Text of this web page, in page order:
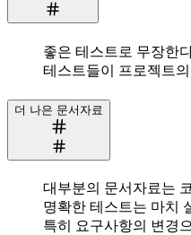
좋은 테스트로 무장한
테스트들이 프로젝트
더 나은 문서자료
대부분의 문서자료는
명확한 테스트는 마치
특히 요구사항의 변경